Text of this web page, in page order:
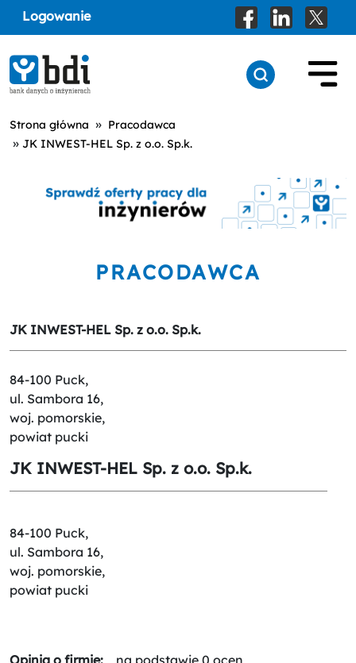
Logowanie
Strona główna » Pracodawca
» JK INWEST-HEL Sp. z o.o. Sp.k.
PRACODAWCA
JK INWEST-HEL Sp. z o.o. Sp.k.
84-100 Puck,
ul. Sambora 16,
woj. pomorskie,
powiat pucki
JK INWEST-HEL Sp. z o.o. Sp.k.
84-100 Puck,
ul. Sambora 16,
woj. pomorskie,
powiat pucki
Opinia o firmie: na podstawie 0 ocen